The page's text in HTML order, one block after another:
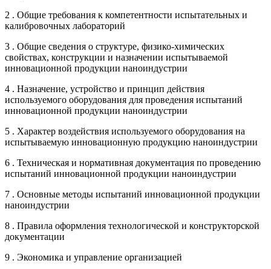
2 . Общие требования к компетентности испытательных и
калибровочных лабораторий
3 . Общие сведения о структуре, физико-химических
свойствах, конструкции и назначении испытываемой
инновационной продукции наноиндустрии
4 . Назначение, устройство и принцип действия
используемого оборудования для проведения испытаний
инновационной продукции наноиндустрии
5 . Характер воздействия используемого оборудования на
испытываемую инновационную продукцию наноиндустрии
6 . Техническая и нормативная документация по проведению
испытаний инновационной продукции наноиндустрии
7 . Основные методы испытаний инновационной продукции
наноиндустрии
8 . Правила оформления технологической и конструкторской
документации
9 . Экономика и управление организацией